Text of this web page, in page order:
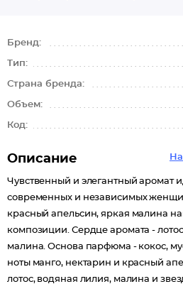
Бренд:
Тип:
Страна бренда:
Объем:
Код:
Описание
Чувственный и элегантный аромат
современных и независимых
красный апельсин, яркая малина
композиции. Сердце аромата -
малина. Основа парфюма - кокос,
ноты манго, нектарин и красный
лотос, водяная лилия, малина и